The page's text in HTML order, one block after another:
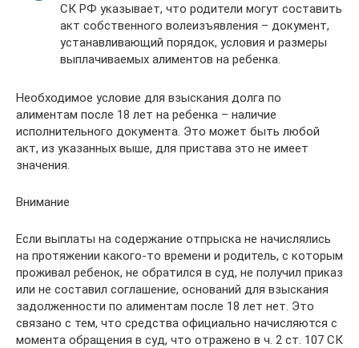
СК РФ указывает, что родители могут составить
акт собственного волеизъявления – документ,
устанавливающий порядок, условия и размеры
выплачиваемых алиментов на ребенка.
Необходимое условие для взыскания долга по
алиментам после 18 лет на ребенка – наличие
исполнительного документа. Это может быть любой
акт, из указанных выше, для пристава это не имеет
значения.
Внимание
Если выплаты на содержание отпрыска не начислялись
на протяжении какого-то времени и родитель, с которым
проживал ребенок, не обратился в суд, не получил приказ
или не составил соглашение, оснований для взыскания
задолженности по алиментам после 18 лет нет. Это
связано с тем, что средства официально начисляются с
момента обращения в суд, что отражено в ч. 2 ст. 107 СК